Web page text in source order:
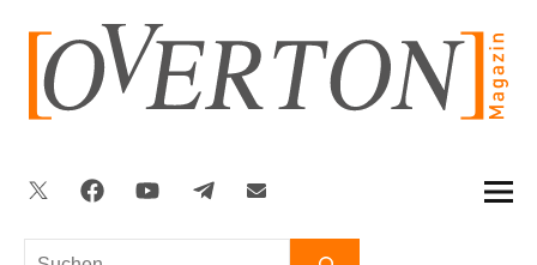
springen
Suchen
Twitter FacebookYouTubeTelegram